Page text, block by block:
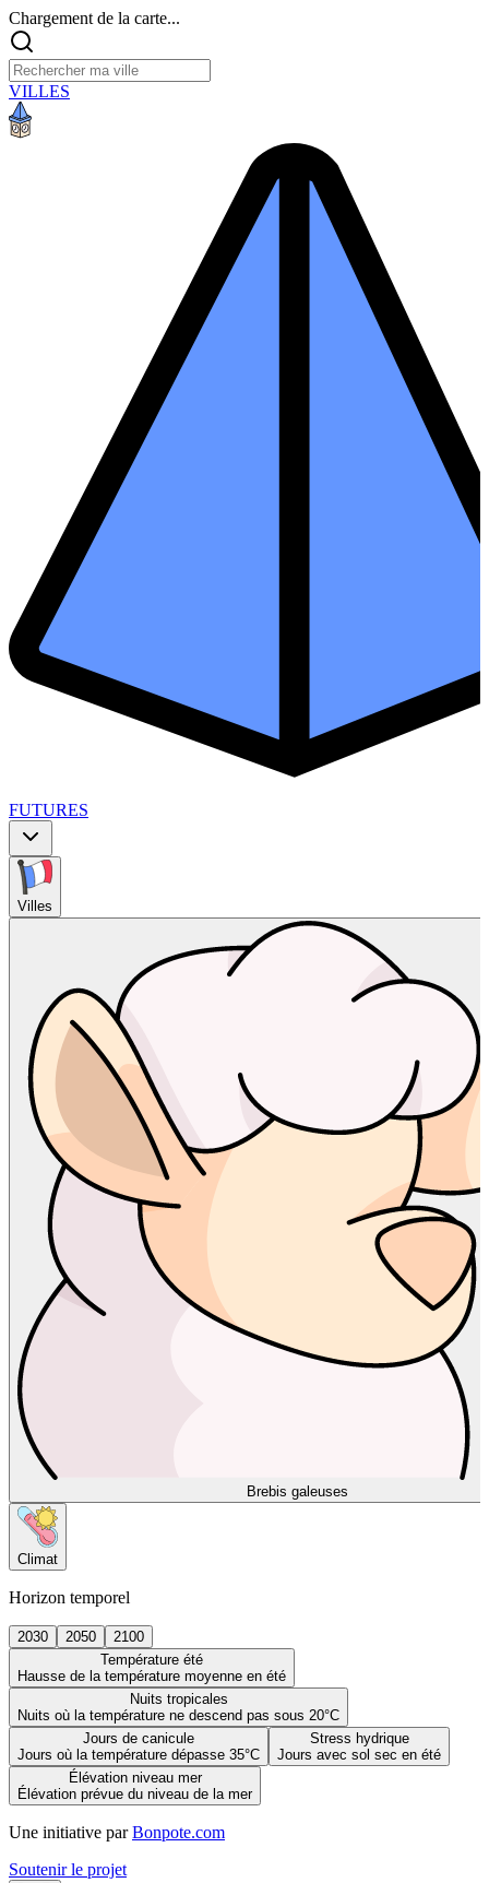
Chargement de la carte...
VILLES
FUTURES
Villes
Brebis galeuses
Climat
Horizon temporel
2030 2050
2100
Température été
Hausse de la température moyenne en été
Nuits tropicales
Nuits où la température ne descend pas sous 20°C
Jours de canicule
Jours où la température dépasse 35°C
Stress hydrique
Jours avec sol sec en été
Élévation niveau mer
Élévation prévue du niveau de la mer
Une initiative par Bonpote.com
Soutenir le projet